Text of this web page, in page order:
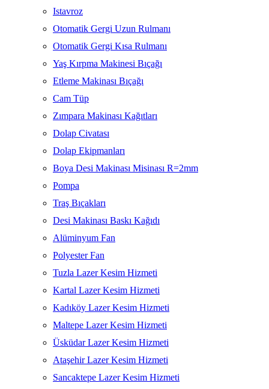
Istavroz
Otomatik Gergi Uzun Rulmanı
Otomatik Gergi Kısa Rulmanı
Yaş Kırpma Makinesi Bıçağı
Etleme Makinası Bıçağı
Cam Tüp
Zımpara Makinası Kağıtları
Dolap Civatası
Dolap Ekipmanları
Boya Desi Makinası Misinası R=2mm
Pompa
Traş Bıçakları
Desi Makinası Baskı Kağıdı
Alüminyum Fan
Polyester Fan
Tuzla Lazer Kesim Hizmeti
Kartal Lazer Kesim Hizmeti
Kadıköy Lazer Kesim Hizmeti
Maltepe Lazer Kesim Hizmeti
Üsküdar Lazer Kesim Hizmeti
Ataşehir Lazer Kesim Hizmeti
Sancaktepe Lazer Kesim Hizmeti